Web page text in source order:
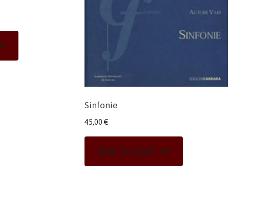
Sinfonie
45,00 €
Add To Cart